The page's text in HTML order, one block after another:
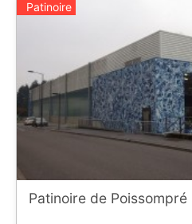
Patinoire
Patinoire de Poissompré